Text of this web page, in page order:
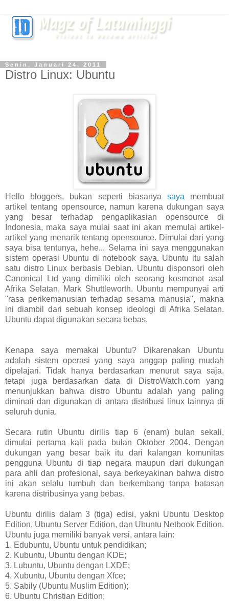
Senin, Januari 24, 2011
Distro Linux: Ubuntu
Hello bloggers, bukan seperti biasanya saya membuat
artikel tentang opensource, namun karena dukungan saya
yang besar terhadap pengaplikasian opensource di
Indonesia, maka saya mulai saat ini akan memulai artikel-
artikel yang menarik tentang opensource. Dimulai dari yang
saya bisa tentunya, hehe... Selama ini saya menggunakan
sistem operasi Ubuntu di notebook saya. Ubuntu itu salah
satu distro Linux berbasis Debian. Ubuntu disponsori oleh
Canonical Ltd yang dimiliki oleh seorang kosmonot asal
Afrika Selatan, Mark Shuttleworth. Ubuntu mempunyai arti
"rasa perikemanusian terhadap sesama manusia", makna
ini diambil dari sebuah konsep ideologi di Afrika Selatan.
Ubuntu dapat digunakan secara bebas.
Kenapa saya memakai Ubuntu? Dikarenakan Ubuntu
adalah sistem operasi yang saya anggap paling mudah
dipelajari. Tidak hanya berdasarkan menurut saya saja,
tetapi juga berdasarkan data di DistroWatch.com yang
menunjukkan bahwa distro Ubuntu adalah yang paling
diminati dan digunakan di antara distribusi linux lainnya di
seluruh dunia.
Secara rutin Ubuntu dirilis tiap 6 (enam) bulan sekali,
dimulai pertama kali pada bulan Oktober 2004. Dengan
dukungan yang besar baik itu dari kalangan komunitas
pengguna Ubuntu di tiap negara maupun dari dukungan
para ahli dan profesional, saya berkeyakinan bahwa distro
ini akan selalu tumbuh dan berkembang tanpa batasan
karena distribusinya yang bebas.
Ubuntu dirilis dalam 3 (tiga) edisi, yakni Ubuntu Desktop
Edition, Ubuntu Server Edition, dan Ubuntu Netbook Edition.
Ubuntu juga memiliki banyak versi, antara lain:
1. Edubuntu, Ubuntu untuk pendidikan;
2. Kubuntu, Ubuntu dengan KDE;
3. Lubuntu, Ubuntu dengan LXDE;
4. Xubuntu, Ubuntu dengan Xfce;
5. Sabily (Ubuntu Muslim Edition);
6. Ubuntu Christian Edition;